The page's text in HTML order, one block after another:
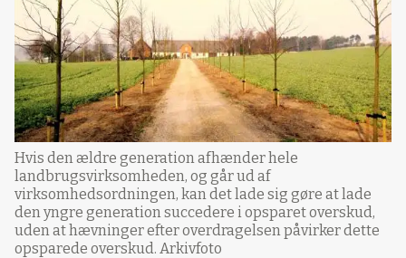
Hvis den ældre generation afhænder hele
landbrugsvirksomheden, og går ud af
virksomhedsordningen, kan det lade sig gøre at lade
den yngre generation succedere i opsparet overskud,
uden at hævninger efter overdragelsen påvirker dette
opsparede overskud. Arkivfoto